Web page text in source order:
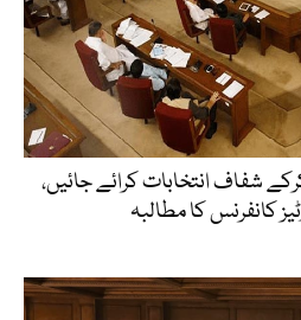
شفاف انتخابات کرائے جائیں،
کانفرنس کا مطالبہ